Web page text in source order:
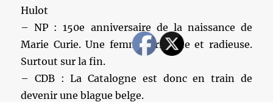
Hulot
– NP : 150e anniversaire de la naissance de
Marie Curie. Une femme brillante et radieuse.
Surtout sur la fin.
– CDB : La Catalogne est donc en train de
devenir une blague belge.